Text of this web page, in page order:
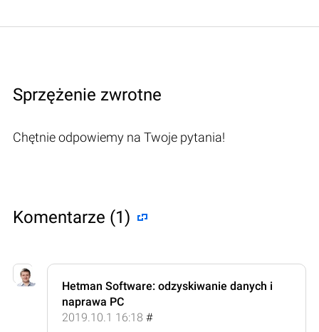
Sprzężenie zwrotne
Chętnie odpowiemy na Twoje pytania!
Komentarze (1)
Hetman Software: odzyskiwanie danych i
naprawa PC
2019.10.1 16:18 #